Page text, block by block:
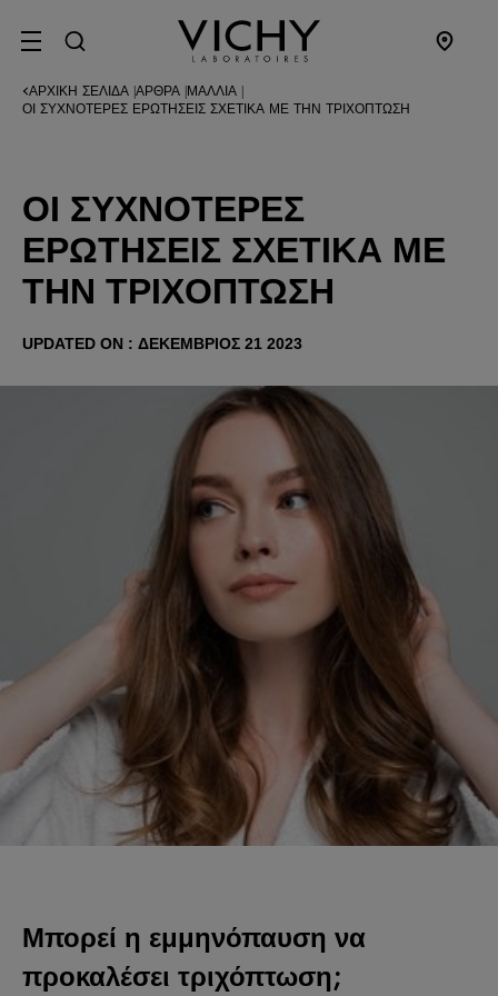
SITE MENU
ΑΡΧΙΚΉ ΣΕΛΊΔΑ ΆΡΘΡΑ ΜΑΛΛΙΆ
ΟΙ ΣΥΧΝΌΤΕΡΕΣ ΕΡΩΤΉΣΕΙΣ ΣΧΕΤΙΚΆ ΜΕ ΤΗΝ ΤΡΙΧΌΠΤΩΣΗ
ΟΙ ΣΥΧΝΌΤΕΡΕΣ
ΕΡΩΤΉΣΕΙΣ ΣΧΕΤΙΚΆ ΜΕ
ΤΗΝ ΤΡΙΧΌΠΤΩΣΗ
UPDATED ON : ΔΕΚΈΜΒΡΙΟΣ 21 2023
Μπορεί η εμμηνόπαυση να
προκαλέσει τριχόπτωση;